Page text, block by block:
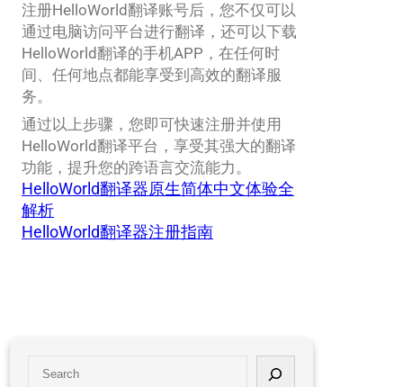
注册HelloWorld翻译账号后，您不仅可以
通过电脑访问平台进行翻译，还可以下载
HelloWorld翻译的手机APP，在任何时
间、任何地点都能享受到高效的翻译服
务。
通过以上步骤，您即可快速注册并使用
HelloWorld翻译平台，享受其强大的翻译
功能，提升您的跨语言交流能力。
HelloWorld翻译器原生简体中文体验全
解析
HelloWorld翻译器注册指南